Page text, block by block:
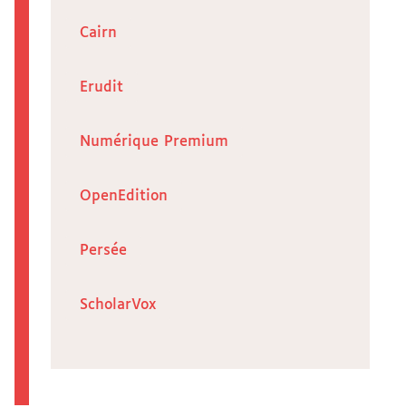
Cairn
Erudit
Numérique Premium
OpenEdition
Persée
ScholarVox